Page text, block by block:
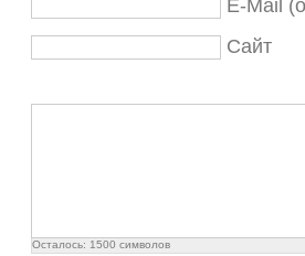
E-Mail
Сайт
Осталось: 1500 символов